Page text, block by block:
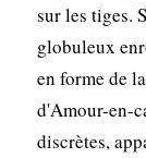
sur les tiges.
globuleux
en forme de
d'Amour-en-
discrètes,